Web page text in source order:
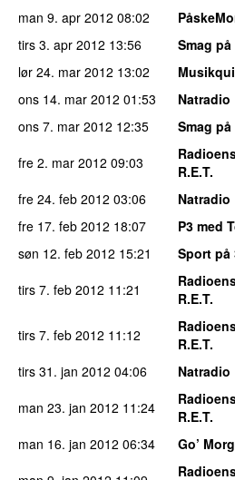
man 9. apr 2012 08:02
tirs 3. apr 2012 13:56
Smag på
lør 24. mar 2012 13:02
ons 14. mar 2012 01:53
Natradio
ons 7. mar 2012 12:35
Smag på
fre 2. mar 2012 09:03
R.E.T.
fre 24. feb 2012 03:06
Natradio
fre 17. feb 2012 18:07
P3 med
søn 12. feb 2012 15:21
Sport på
tirs 7. feb 2012 11:21
R.E.T.
tirs 7. feb 2012 11:12
R.E.T.
tirs 31. jan 2012 04:06
Natradio
man 23. jan 2012 11:24
R.E.T.
man 16. jan 2012 06:34
Go’